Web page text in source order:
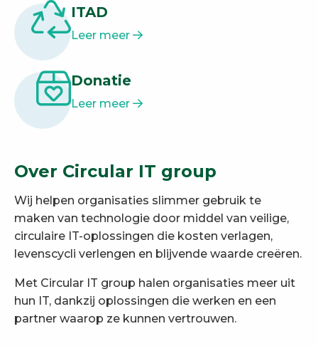
ITAD
Leer meer
Donatie
Leer meer
Over Circular IT group
Wij helpen organisaties slimmer gebruik te
maken van technologie door middel van veilige,
circulaire IT-oplossingen die kosten verlagen,
levenscycli verlengen en blijvende waarde creëren.
Met Circular IT group halen organisaties meer uit
hun IT, dankzij oplossingen die werken en een
partner waarop ze kunnen vertrouwen.